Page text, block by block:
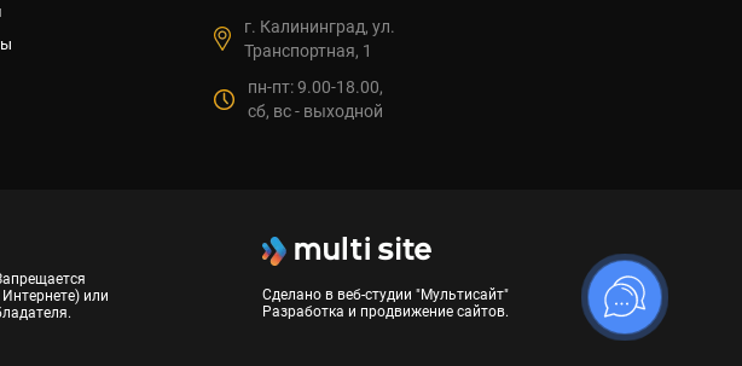
г. Калининград, ул.
Транспортная, 1
пн-пт: 9.00-18.00,
сб, вс - выходной
или
Сделано в веб-студии "Мультисайт"
Разработка и продвижение сайтов.